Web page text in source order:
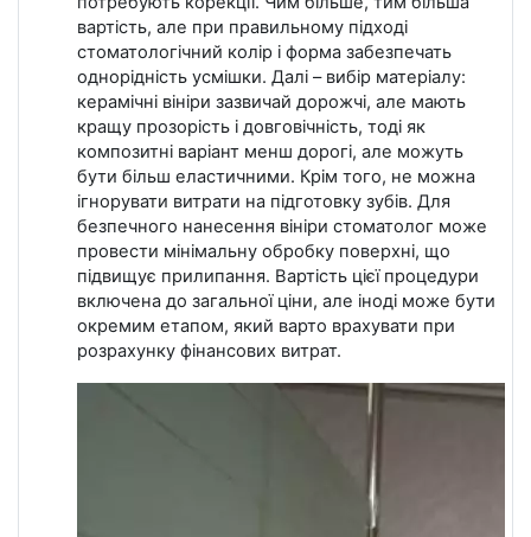
вартість, але при правильному підході
стоматологічний колір і форма забезпечать
однорідність усмішки. Далі – вибір матеріалу:
керамічні вініри зазвичай дорожчі, але мають
кращу прозорість і довговічність, тоді як
композитні варіант менш дорогі, але можуть
бути більш еластичними. Крім того, не можна
ігнорувати витрати на підготовку зубів. Для
безпечного нанесення вініри стоматолог може
провести мінімальну обробку поверхні, що
підвищує прилипання. Вартість цієї процедури
включена до загальної ціни, але іноді може бути
окремим етапом, який варто врахувати при
розрахунку фінансових витрат.